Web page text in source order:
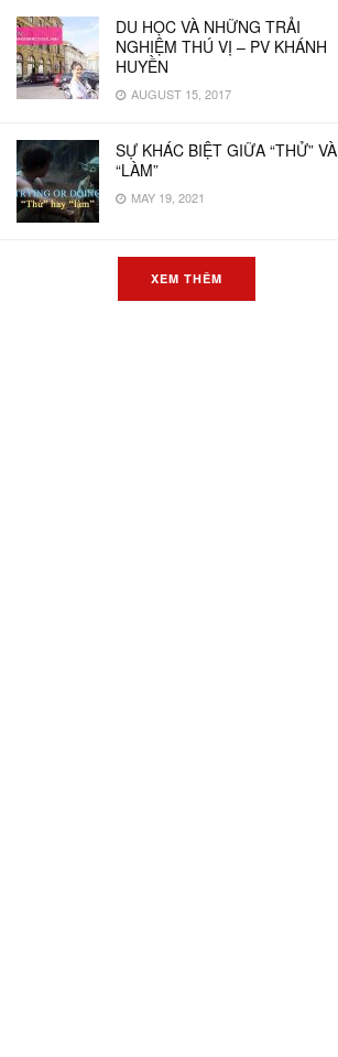
DU HỌC VÀ NHỮNG TRẢI
NGHIỆM THÚ VỊ – PV KHÁNH
HUYỀN
AUGUST 15, 2017
SỰ KHÁC BIỆT GIỮA “THỬ” VÀ
“LÀM”
MAY 19, 2021
XEM THÊM